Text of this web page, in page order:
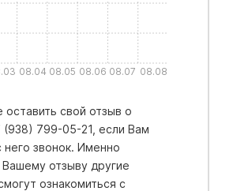
08.04 08.05 08.06 08.07 08.08
свой отзыв о
799-05-21, если Вам
него звонок. Именно
отзыву другие
ознакомиться с